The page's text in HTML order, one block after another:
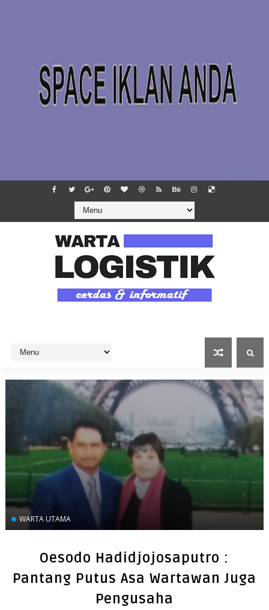
WARTA UTAMA
Oesodo Hadidjojosaputro :
Pantang Putus Asa Wartawan Juga
Pengusaha